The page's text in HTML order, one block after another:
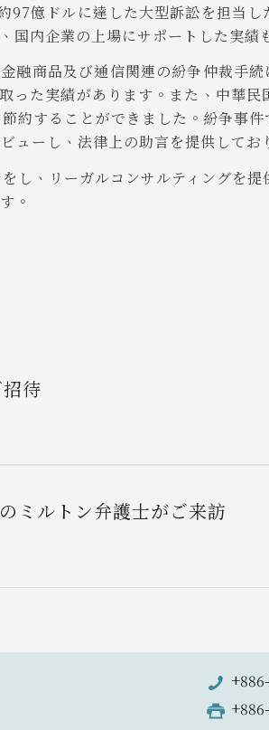
億ドルに達した大型訴訟を担当
国内企業の上場にサポートした実績
融商品及び通信関連の紛争仲裁手
た実績があります。また、中華
約することができました。紛争事
ューし、法律上の助言を提供してお
し、リーガルコンサルティングを
。
待
ミルトン弁護士がご来訪